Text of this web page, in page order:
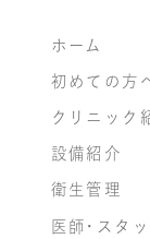
ホーム
初めての方
クリニック
設備紹介
衛生管理
医師・スタ